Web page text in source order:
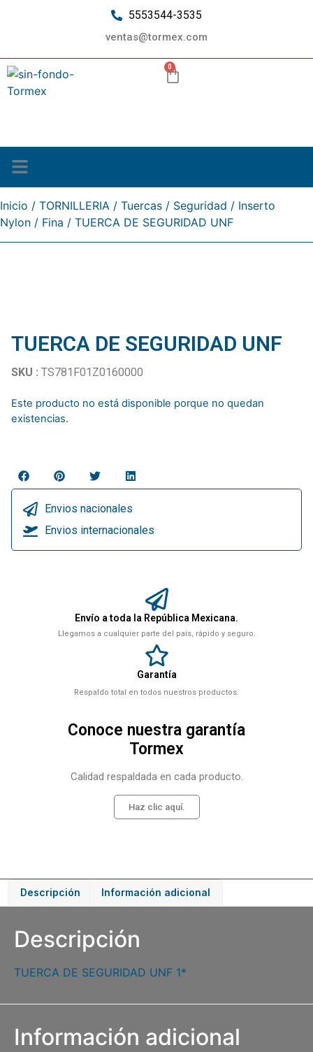
5553544-3535
ventas@tormex.com
0
Inicio / TORNILLERIA / Tuercas / Seguridad / Inserto
Nylon / Fina / TUERCA DE SEGURIDAD UNF
TUERCA DE SEGURIDAD UNF
SKU : TS781F01Z0160000
Este producto no está disponible porque no quedan
existencias.
Envios nacionales
Envios internacionales
Envío a toda la República Mexicana.
Llegamos a cualquier parte del país, rápido y seguro.
Garantía
Respaldo total en todos nuestros productos.
Conoce nuestra garantía
Tormex
Calidad respaldada en cada producto.
Haz clic aquí.
Descripción Información adicional
Descripción
TUERCA DE SEGURIDAD UNF 1*
Información adicional